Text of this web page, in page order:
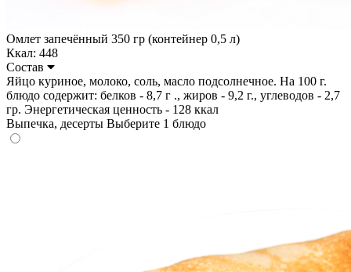
Омлет запечённый 350 гр (контейнер 0,5 л)
Ккал: 448
Состав
Яйцо куриное, молоко, соль, масло подсолнечное. На 100 г.
блюдо содержит: белков - 8,7 г ., жиров - 9,2 г., углеводов - 2,7
гр. Энергетическая ценность - 128 ккал
Выпечка, десерты Выберите 1 блюдо